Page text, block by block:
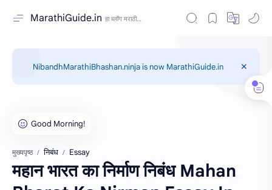
MarathiGuide.in
NibandhMarathiBhashan.ninja is now MarathiGuide.in
मुख्यपृष्ठ निबंध Essay
महान भारत का निर्माण निबंध Mahan